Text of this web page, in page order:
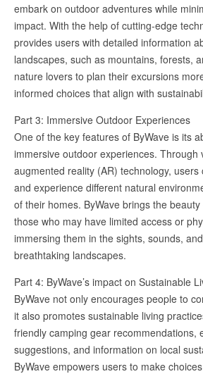
embark on outdoor adventures while
impact. With the help of cutting-edge
provides users with detailed information
landscapes, such as mountains, forests,
nature lovers to plan their excursions
informed choices that align with
Part 3: Immersive Outdoor Experiences
One of the key features of ByWave is its
immersive outdoor experiences. Through
augmented reality (AR) technology,
and experience different natural
of their homes. ByWave brings the
those who may have limited access or
immersing them in the sights, sounds,
breathtaking landscapes.
Part 4: ByWave’s impact on Sustainable
ByWave not only encourages people to
it also promotes sustainable living
friendly camping gear recommendations,
suggestions, and information on local
ByWave empowers users to make